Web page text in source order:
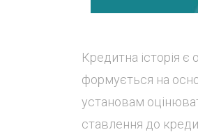
Кредитна історія
формується на
установам
ставлення до